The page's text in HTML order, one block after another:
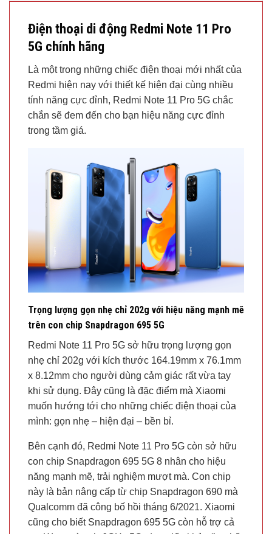
Điện thoại di động Redmi Note 11 Pro
5G chính hãng
Là một trong những chiếc điện thoại mới nhất của
Redmi hiện nay với thiết kế hiện đại cùng nhiều
tính năng cực đỉnh, Redmi Note 11 Pro 5G chắc
chắn sẽ đem đến cho bạn hiệu năng cực đỉnh
trong tầm giá.
Trọng lượng gọn nhẹ chỉ 202g với hiệu năng mạnh mẽ
trên con chip Snapdragon 695 5G
Redmi Note 11 Pro 5G sở hữu trọng lượng gọn
nhẹ chỉ 202g với kích thước 164.19mm x 76.1mm
x 8.12mm cho người dùng cảm giác rất vừa tay
khi sử dụng. Đây cũng là đặc điểm mà Xiaomi
muốn hướng tới cho những chiếc điện thoại của
mình: gọn nhẹ – hiện đại – bền bỉ.
Bên cạnh đó, Redmi Note 11 Pro 5G còn sở hữu
con chip Snapdragon 695 5G 8 nhân cho hiệu
năng mạnh mẽ, trải nghiệm mượt mà. Con chip
này là bản nâng cấp từ chip Snapdragon 690 mà
Qualcomm đã công bố hồi tháng 6/2021. Xiaomi
cũng cho biết Snapdragon 695 5G còn hỗ trợ cả